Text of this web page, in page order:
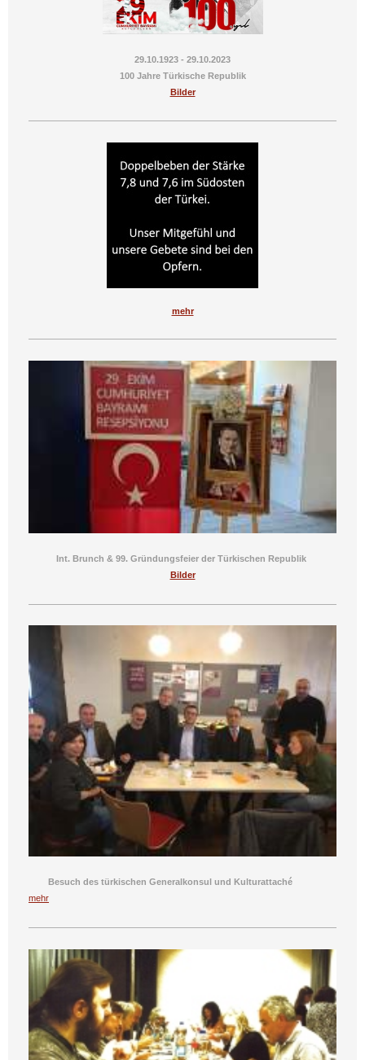
29.10.1923 - 29.10.2023
100 Jahre Türkische Republik
Bilder
mehr
Int. Brunch & 99. Gründungsfeier der Türkischen Republik
Bilder
Besuch des türkischen Generalkonsul und Kulturattaché
mehr